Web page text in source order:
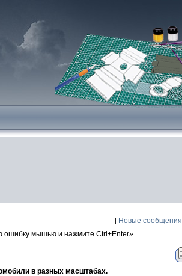
[ Новые сообщения
ошибку мышью и нажмите Ctrl+Enter»
в разных масштабах.